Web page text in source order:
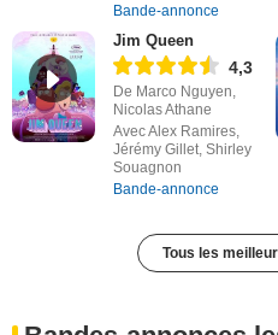
Bande-annonce
Jim Queen
4,3
De Marco Nguyen,
Nicolas Athane
Avec Alex Ramires,
Jérémy Gillet, Shirley
Souagnon
Bande-annonce
Tous les